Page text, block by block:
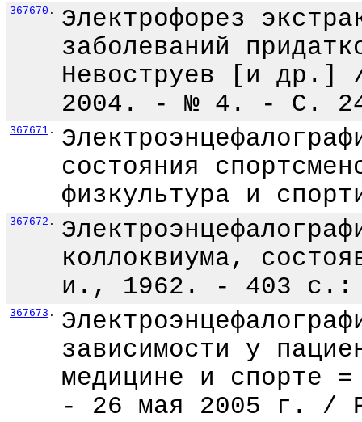
367670 .
Электрофорез
заболеваний
Невоструев [и др.]
2004. - № 4. - С.
367671 .
состояния
физкультура и
367672 .
коллоквиума,
и., 1962. - 403 с.:
367673 .
зависимости у
медицине и спорте
- 26 мая 2005 г. /